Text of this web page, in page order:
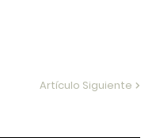
Artículo Siguiente